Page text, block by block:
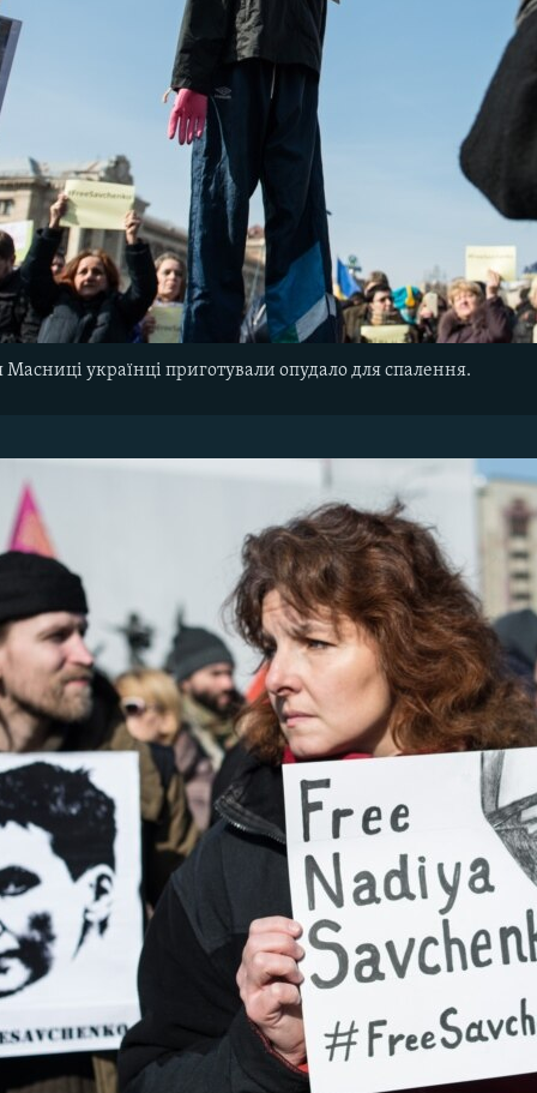
українці приготували опудало для спалення.